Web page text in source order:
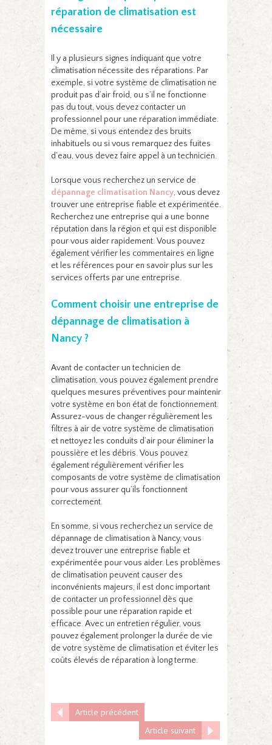
réparation de climatisation est
nécessaire
Il y a plusieurs signes indiquant que votre
climatisation nécessite des réparations. Par
exemple, si votre système de climatisation ne
produit pas d’air froid, ou s’il ne fonctionne
pas du tout, vous devez contacter un
professionnel pour une réparation immédiate.
De même, si vous entendez des bruits
inhabituels ou si vous remarquez des fuites
d’eau, vous devez faire appel à un technicien.
Lorsque vous recherchez un service de
dépannage climatisation Nancy, vous devez
trouver une entreprise fiable et expérimentée.
Recherchez une entreprise qui a une bonne
réputation dans la région et qui est disponible
pour vous aider rapidement. Vous pouvez
également vérifier les commentaires en ligne
et les références pour en savoir plus sur les
services offerts par une entreprise.
Comment choisir une entreprise de
dépannage de climatisation à
Nancy ?
Avant de contacter un technicien de
climatisation, vous pouvez également prendre
quelques mesures préventives pour maintenir
votre système en bon état de fonctionnement.
Assurez-vous de changer régulièrement les
filtres à air de votre système de climatisation
et nettoyez les conduits d’air pour éliminer la
poussière et les débris. Vous pouvez
également régulièrement vérifier les
composants de votre système de climatisation
pour vous assurer qu’ils fonctionnent
correctement.
En somme, si vous recherchez un service de
dépannage de climatisation à Nancy, vous
devez trouver une entreprise fiable et
expérimentée pour vous aider. Les problèmes
de climatisation peuvent causer des
inconvénients majeurs, il est donc important
de contacter un professionnel dès que
possible pour une réparation rapide et
efficace. Avec un entretien régulier, vous
pouvez également prolonger la durée de vie
de votre système de climatisation et éviter les
coûts élevés de réparation à long terme.
Article précédent
Article suivant